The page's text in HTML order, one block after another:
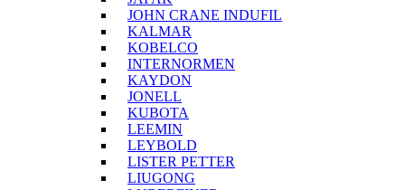
JOHN CRANE INDUFIL
KALMAR
KOBELCO
INTERNORMEN
KAYDON
JONELL
KUBOTA
LEEMIN
LEYBOLD
LISTER PETTER
LIUGONG